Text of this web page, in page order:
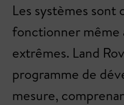
Les systèmes sont
fonctionner même
extrêmes. Land
programme de
mesure,